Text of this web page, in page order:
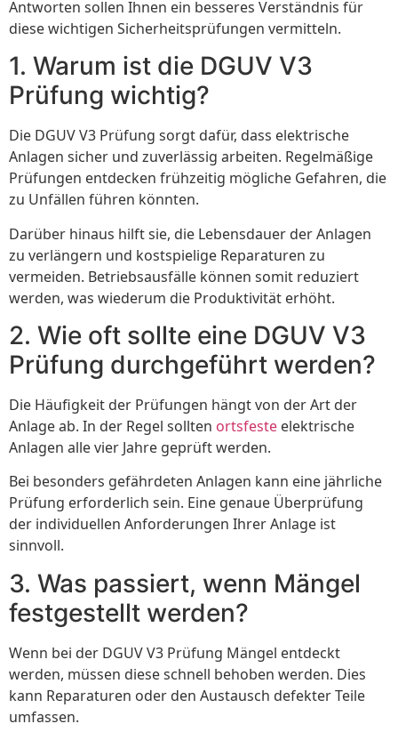
Antworten sollen Ihnen ein besseres Verständnis für
diese wichtigen Sicherheitsprüfungen vermitteln.
1. Warum ist die DGUV V3
Prüfung wichtig?
Die DGUV V3 Prüfung sorgt dafür, dass elektrische
Anlagen sicher und zuverlässig arbeiten. Regelmäßige
Prüfungen entdecken frühzeitig mögliche Gefahren, die
zu Unfällen führen könnten.
Darüber hinaus hilft sie, die Lebensdauer der Anlagen
zu verlängern und kostspielige Reparaturen zu
vermeiden. Betriebsausfälle können somit reduziert
werden, was wiederum die Produktivität erhöht.
2. Wie oft sollte eine DGUV V3
Prüfung durchgeführt werden?
Die Häufigkeit der Prüfungen hängt von der Art der
Anlage ab. In der Regel sollten ortsfeste elektrische
Anlagen alle vier Jahre geprüft werden.
Bei besonders gefährdeten Anlagen kann eine jährliche
Prüfung erforderlich sein. Eine genaue Überprüfung
der individuellen Anforderungen Ihrer Anlage ist
sinnvoll.
3. Was passiert, wenn Mängel
festgestellt werden?
Wenn bei der DGUV V3 Prüfung Mängel entdeckt
werden, müssen diese schnell behoben werden. Dies
kann Reparaturen oder den Austausch defekter Teile
umfassen.